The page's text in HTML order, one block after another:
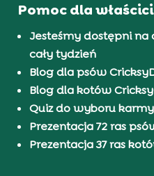
Pomoc dla
Jesteśmy dostępni na
cały tydzień
Blog dla psów
Blog dla kotów
Quiz do wyboru
Prezentacja 72 ras
Prezentacja 37 ras